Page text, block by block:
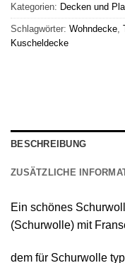
Kategorien: Decken und
Schlagwörter: Wohndecke
Kuscheldecke
BESCHREIBUNG
ZUSÄTZLICHE
Ein schönes
(Schurwolle) mit
dem für Schurwolle